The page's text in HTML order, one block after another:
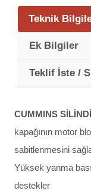
Teknik
Ek Bilgiler
Teklif İste /
CUMMINS
kapağının motor
sabitlenmesini
Yüksek yanma
destekler